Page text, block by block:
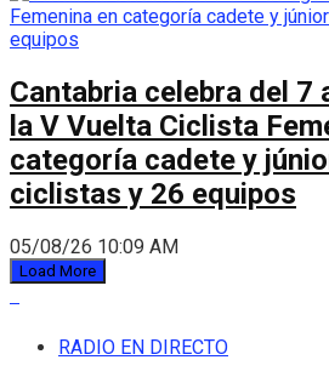
Cantabria celebra del 7
la V Vuelta Ciclista
categoría cadete y
ciclistas y 26 equipos
05/08/26 10:09 AM
Load More
RADIO EN DIRECTO